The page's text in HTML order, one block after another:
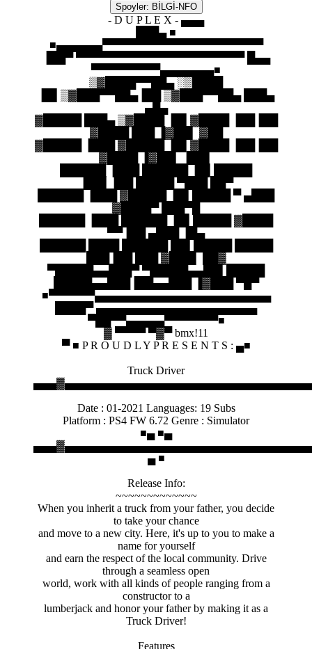
Spoyler: BİLGİ-NFO
- D U P L E X - ▄▄▄
███▄ ■
■▄▄▄▄▄▄▀▀▀▀▀▀▀▀▀▀▀▀▀▀▀▀▀▀▀▀▀
▐██▀ ▀▀▀▀▀▀▀▀▀▀▀▀▀▀▀▀▀▀▀▀▀▀ █▄▄
▀▀▀▀▀▀▀▀▀▄▄▄▄▄▄▄■
▒▓████▀▀██▄ ░▒████
▐█▌▒▓███▀▀██▄▐██ ▒▓███▀▀██▄ ███▄
▄█▄
▓█████ ███▄ ▒▓████ ▐█▌▓████ ▐██▐██
▓████ ███ ▐▓██▌ ▓██
▓█████ ▐███ ▓█████ ▐█▌▓████ ▐██▐██
▓████ ▐▓██▌ ▐██▌
▐██▌▐██ █████ ▀███ ██▀
██████ ▐███ ▓█████ ▐█▌█████ ▀ ▄███
▓████▀ ███▀█
██████ ▐███ ██████ ▐█▌█████ ▓████
▀▀▐██ ▄███ ▐█▄
███▐██ ███ ▓███▌ ██▓
▀█████▄▄███▀ ▀█████▄▄██▌█████
█████▄▄███▐██▄▄███ ▐▓███ ▀█▀
■▀▀▀▀▀▀▄▄▄▄▄▄▄▄▄▄▄▄▄▄▄▄▄▄▄▄▄▄▄
████▀ ▄▄▄▄▄▄▄▄▄▄▄▄▄▄▄▄▄▄▄▄▄
▀██▀▀▄▄▄▄▄▀▀▀▀▀▀▀■
▓ ▀▀▀▀ ▀▓▀ bmx!11
▀ ■ P R O U D L Y P R E S E N T S : ▄■
Truck Driver
Date : 01-2021 Languages: 19 Subs
Platform : PS4 FW 6.72 Genre : Simulator
■▄ ■▄
▄ ■
Release Info:
~~~~~~~~~~~~~
When you inherit a truck from your father, you decide
to take your chance
and move to a new city. Here, it's up to you to make a
name for yourself
and earn the respect of the local community. Drive
through a seamless open
world, work with all kinds of people ranging from a
constructor to a
lumberjack and honor your father by making it as a
Truck Driver!
Features